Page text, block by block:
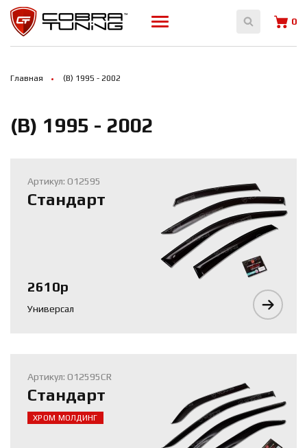
Array ( [0] => 14955 [1] => 14956 [2] => 14958 [3] => 14959 )
0
Главная (B) 1995 - 2002
(B) 1995 - 2002
Артикул: O12595
Стандарт
2610р
Универсал
Артикул: O12595CR
Стандарт
ХРОМ МОЛДИНГ